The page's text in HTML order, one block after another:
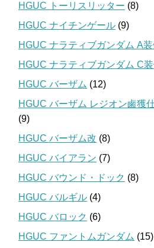
HGUC トーリスリッター (8)
HGUC ナイチンゲール (9)
HGUC ナラティブガンダム A
HGUC ナラティブガンダム C
HGUC バーザム (12)
HGUC バーザム レジオン鹵獲
(9)
HGUC バーザム改 (8)
HGUC バイアラン (7)
HGUC バウンド・ドック (8)
HGUC バルギル (4)
HGUC バロック (6)
HGUC ファントムガンダム (15)